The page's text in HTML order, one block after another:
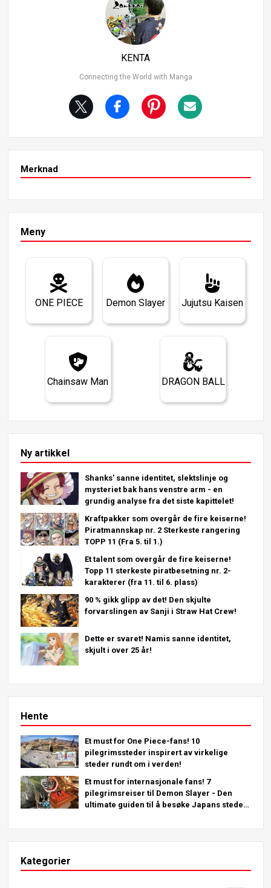
jengen hvorfor Zoro er enøyd? Det ene øyet er lukket på
grunn av et sår, så det ser mye mer interessant ut, men i
ngen i gjengen snakker om såret i boken. Det er imidlerti
d mulig at Luffy og Sanji faktisk er klar over det. Her er sc
enen. Scenen i episode 599, der gjengen tar den endelige
skebåt og ga ham Zoros beskrivelse av sjørøverskipet.
KENTA
Connecting the World with Manga
Merknad
Meny
ONE PIECE Demon Slayer Jujutsu Kaisen
Chainsaw Man DRAGON BALL
Ny artikkel
Shanks' sanne identitet, slektslinje og
mysteriet bak hans venstre arm - en
grundig analyse fra det siste kapittelet!
Kraftpakker som overgår de fire keiserne!
Piratmannskap nr. 2 Sterkeste rangering
TOPP 11 (Fra 5. til 1.)
Et talent som overgår de fire keiserne!
Topp 11 sterkeste piratbesetning nr. 2-
karakterer (fra 11. til 6. plass)
90 % gikk glipp av det! Den skjulte
forvarslingen av Sanji i Straw Hat Crew!
Dette er svaret! Namis sanne identitet,
skjult i over 25 år!
Hente
Et must for One Piece-fans! 10
pilegrimssteder inspirert av virkelige
steder rundt om i verden!
Et must for internasjonale fans! 7
pilegrimsreiser til Demon Slayer - Den
ultimate guiden til å besøke Japans steder
Kategorier